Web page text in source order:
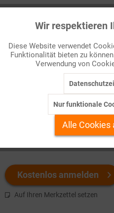
alternden Gesellschaft
allgemeinen Lebensverhältnisse
Welchen Download
Kostenlos anmelden
Auf Ihren Merkzettel setzen
Funktionale
Marketing
Personalisierung
Service
Wir respektieren
Diese Website verwendet
Funktionalität bieten zu
Verwendung von
Nur funktionale
Alle Cookies